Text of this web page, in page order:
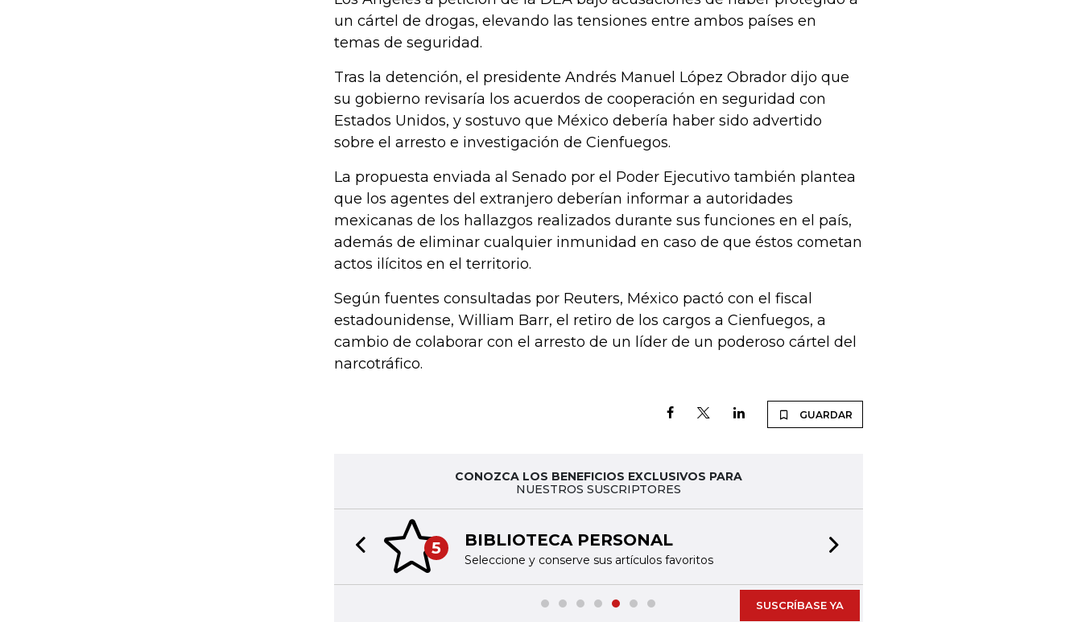
un cártel de drogas, elevando las tensiones entre ambos países en
temas de seguridad.
Tras la detención, el presidente Andrés Manuel López Obrador dijo que
su gobierno revisaría los acuerdos de cooperación en seguridad con
Estados Unidos, y sostuvo que México debería haber sido advertido
sobre el arresto e investigación de Cienfuegos.
La propuesta enviada al Senado por el Poder Ejecutivo también plantea
que los agentes del extranjero deberían informar a autoridades
mexicanas de los hallazgos realizados durante sus funciones en el país,
además de eliminar cualquier inmunidad en caso de que éstos cometan
actos ilícitos en el territorio.
Según fuentes consultadas por Reuters, México pactó con el fiscal
estadounidense, William Barr, el retiro de los cargos a Cienfuegos, a
cambio de colaborar con el arresto de un líder de un poderoso cártel del
narcotráfico.
GUARDAR
CONOZCA LOS BENEFICIOS EXCLUSIVOS PARA
NUESTROS SUSCRIPTORES
5 BIBLIOTECA PERSONAL
Seleccione y conserve sus artículos favoritos
Previous slide
SUSCRÍBASE YA